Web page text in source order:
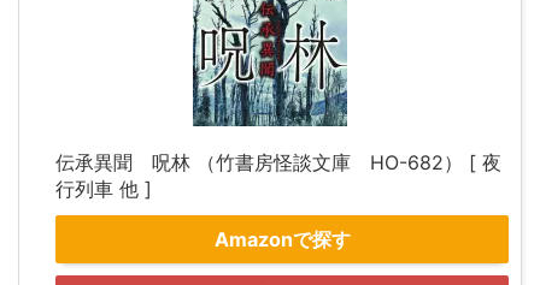
伝承異聞 呪林 （竹書房怪談文庫 HO-682） [ 夜
行列車 他 ]
Amazonで探す